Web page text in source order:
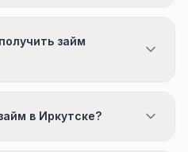
займ
в Иркутске?